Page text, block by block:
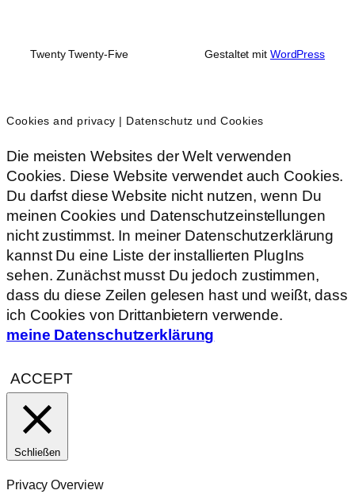
Twenty Twenty-Five Gestaltet mit WordPress
Cookies and privacy | Datenschutz und Cookies
Die meisten Websites der Welt verwenden
Cookies. Diese Website verwendet auch Cookies.
Du darfst diese Website nicht nutzen, wenn Du
meinen Cookies und Datenschutzeinstellungen
nicht zustimmst. In meiner Datenschutzerklärung
kannst Du eine Liste der installierten PlugIns
sehen. Zunächst musst Du jedoch zustimmen,
dass du diese Zeilen gelesen hast und weißt, dass
ich Cookies von Drittanbietern verwende.
meine Datenschutzerklärung
ACCEPT
Schließen
Privacy Overview